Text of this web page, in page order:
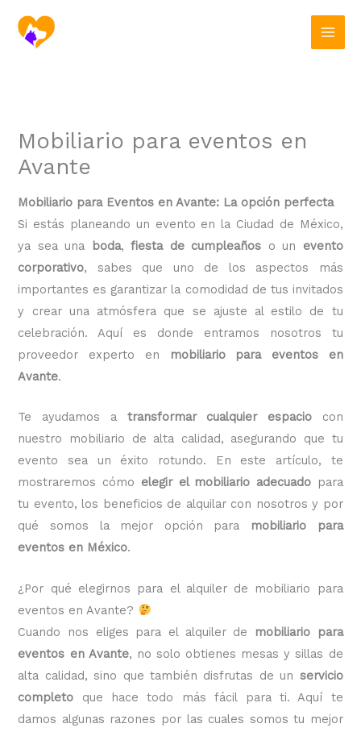
contenido
Mobiliario para eventos en
Avante
Mobiliario para Eventos en Avante: La opción perfecta
Si estás planeando un evento en la Ciudad de México,
ya sea una
boda,fiesta de cumpleaños o un evento
corporativo, sabes que uno de los aspectos más
importantes es garantizar la comodidad de tus invitados
y crear una atmósfera que se ajuste al estilo de tu
celebración. Aquí es donde entramos nosotros tu
proveedor experto en
mobiliario para eventos en
Avante.
Te ayudamos a transformar cualquier espaciocon
nuestro mobiliario de alta calidad, asegurando que tu
evento sea un éxito rotundo. En este artículo, te
mostraremos cómo elegir el mobiliario adecuadopara
tu evento, los beneficios de alquilar con nosotros y por
qué somos la mejor opción para
mobiliario para
eventos en México.
¿Por qué elegirnos para el alquiler de mobiliario para
eventos en Avante?
Cuando nos eliges para el alquiler de
mobiliario para
eventos en Avante, no solo obtienes mesas y sillas de
alta calidad, sino que también disfrutas de un servicio
completo que hace todo más fácil para ti. Aquí te
damos algunas razones por las cuales somos tu mejor